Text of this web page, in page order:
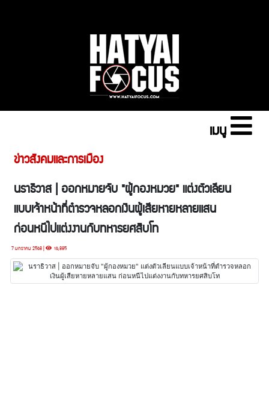
เมนู
ข่าวสังคมและการเมือง
นราธิวาส | ออกหมายจับ "ผู้กองหมวย" แต่งตัวเลียน
แบบเจ้าหน้าที่ตำรวจหลอกเงินผู้เสียหายหลายแสน
ก่อนหนีไปแต่งงานกับทหารยศสิบโท
7 มกราคม 2568 | 16,885